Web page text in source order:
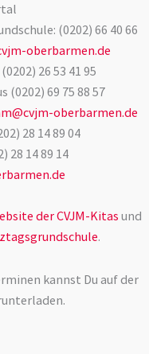
(0202) 66 40 66
oberbarmen.de
26 53 41 95
(0202) 69 75 88 57
oberbarmen.de
28 14 89 04
28 14 89 14
der CVJM-Kitas und
.
kannst Du auf der